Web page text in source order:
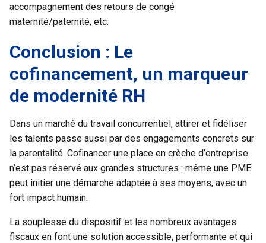
accompagnement des retours de congé
maternité/paternité, etc.
Conclusion : Le
cofinancement, un marqueur
de modernité RH
Dans un marché du travail concurrentiel, attirer et fidéliser
les talents passe aussi par des engagements concrets sur
la parentalité. Cofinancer une place en crèche d’entreprise
n’est pas réservé aux grandes structures : même une PME
peut initier une démarche adaptée à ses moyens, avec un
fort impact humain.
La souplesse du dispositif et les nombreux avantages
fiscaux en font une solution accessible, performante et qui